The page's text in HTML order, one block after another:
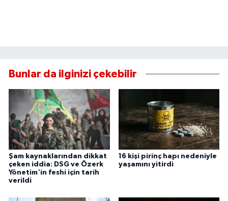
Bunlar da ilginizi çekebilir
Şam kaynaklarından dikkat
çeken iddia: DSG ve Özerk
Yönetim'in feshi için tarih
verildi
16 kişi pirinç hapı nedeniyle
yaşamını yitirdi